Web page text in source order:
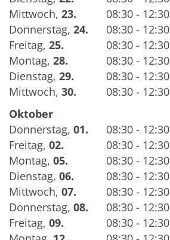
Mittwoch, 23.
08:30 - 12:30
Donnerstag, 24.
08:30 - 12:30
Freitag, 25.
08:30 - 12:30
Montag, 28.
08:30 - 12:30
Dienstag, 29.
08:30 - 12:30
Mittwoch, 30.
08:30 - 12:30
Oktober
Donnerstag, 01.
08:30 - 12:30
Freitag, 02.
08:30 - 12:30
Montag, 05.
08:30 - 12:30
Dienstag, 06.
08:30 - 12:30
Mittwoch, 07.
08:30 - 12:30
Donnerstag, 08.
08:30 - 12:30
Freitag, 09.
08:30 - 12:30